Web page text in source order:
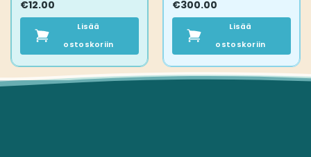
€12.00
Lisää
ostoskoriin
€300.00
Lisää
ostoskoriin